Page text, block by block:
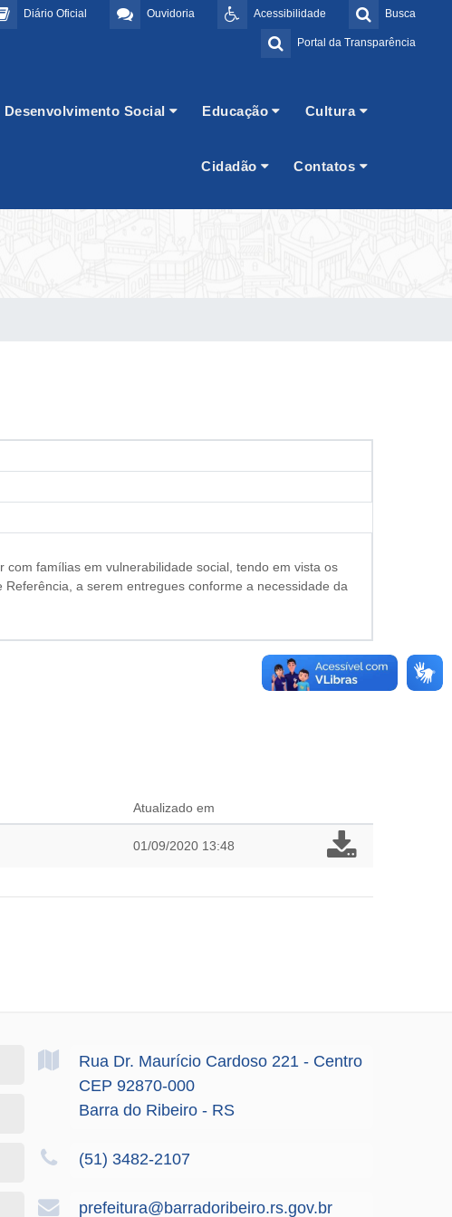
Busca
Acessibilidade
Ouvidoria
Diário Oficial
Portal da Transparência
Desenvolvimento Social Educação Cultura
Cidadão Contatos
famílias em vulnerabilidade social, tendo em vista os
a serem entregues conforme a necessidade da
Atualizado em
01/09/2020 13:48
Rua Dr. Maurício Cardoso 221 - Centro
CEP 92870-000
Barra do Ribeiro - RS
(51) 3482-2107
prefeitura@barradoribeiro.rs.gov.br